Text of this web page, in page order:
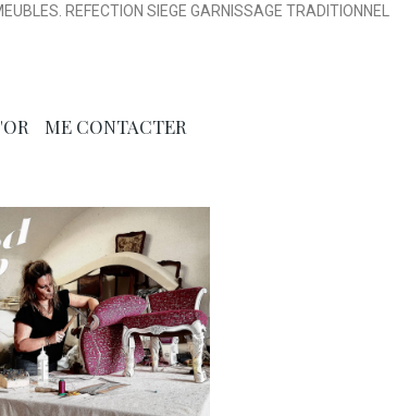
REFECTION SIEGE GARNISSAGE TRADITIONNEL
ME CONTACTER